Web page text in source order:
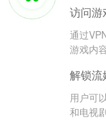
访问游
通过
游戏内
解锁流
用户可
和电视剧